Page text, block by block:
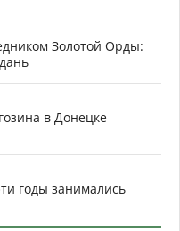
Золотой Орды:
в Донецке
годы занимались